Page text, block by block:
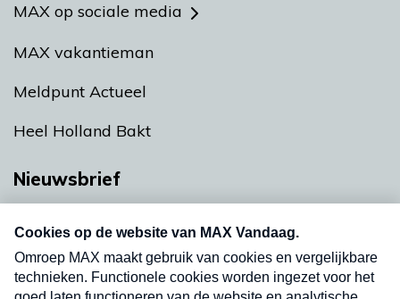
MAX op sociale media
MAX vakantieman
Meldpunt Actueel
Heel Holland Bakt
Nieuwsbrief
nieuwsbrief. Elke vrijdag- en dinsdagochtend in
uw mailbox.